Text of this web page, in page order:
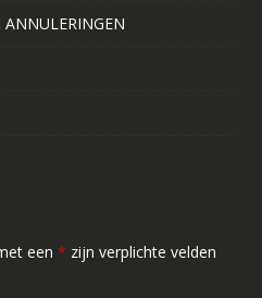
ANNULERINGEN
een * zijn verplichte velden